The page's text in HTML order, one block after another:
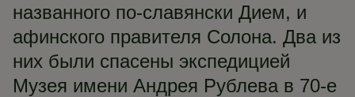
названного по-славянски Дием, и
афинского правителя Солона. Два из
них были спасены экспедицией
Музея имени Андрея Рублева в 70-е